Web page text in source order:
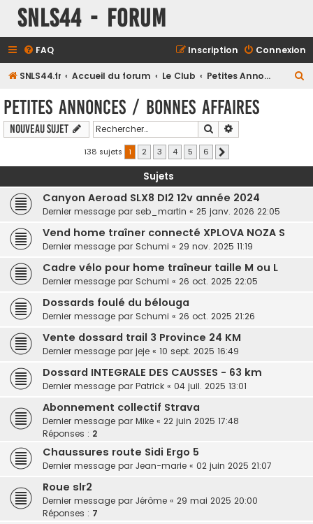
SNLS44 - Forum
FAQ Connexion
Inscription
SNLS44.fr Accueil du forum Le Club Petites Annonces / Bonnes Affaires
r
c
Petites Annonces / Bonnes Affaires
Nouveau sujet Rechercher
138 sujets 1 2 3 4 5 6
Sujets
Canyon Aeroad SLX8 DI2 12v année 2024
Dernier message par seb_martin « 25 janv. 2026 22:05
Vend home traîner connecté XPLOVA NOZA S
Dernier message par Schumi « 29 nov. 2025 11:19
Cadre vélo pour home traîneur taille M ou L
Dernier message par Schumi « 26 oct. 2025 22:05
Dossards foulé du bélouga
Dernier message par Schumi « 26 oct. 2025 21:26
Vente dossard trail 3 Province 24 KM
Dernier message par jeje « 10 sept. 2025 16:49
Dossard INTEGRALE DES CAUSSES - 63 km
Dernier message par Patrick « 04 juil. 2025 13:01
Abonnement collectif Strava
Dernier message par Mike « 22 juin 2025 17:48
Réponses : 2
Chaussures route Sidi Ergo 5
Dernier message par Jean-marie « 02 juin 2025 21:07
Roue slr2
Dernier message par Jérôme « 29 mai 2025 20:00
Réponses : 7